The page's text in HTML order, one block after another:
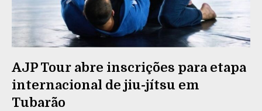
AJP Tour abre inscrições para etapa
internacional de jiu-jítsu em
Tubarão